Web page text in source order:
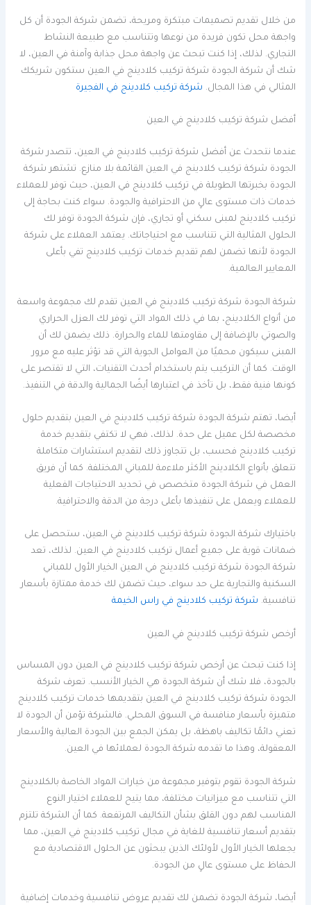
من خلال تقديم تصميمات مبتكرة ومريحة، تضمن شركة الجودة أن كل
واجهة محل تكون فريدة من نوعها وتتناسب مع طبيعة النشاط
التجاري. لذلك، إذا كنت تبحث عن واجهة محل جذابة وآمنة في العين، لا
شك أن شركة الجودة شركة تركيب كلادينج في العين ستكون شريكك
المثالي في هذا المجال. شركة تركيب كلادينج في الفجيرة
أفضل شركة تركيب كلادينج في العين
عندما نتحدث عن أفضل شركة تركيب كلادينج في العين، تتصدر شركة
الجودة شركة تركيب كلادينج في العين القائمة بلا منازع. تشتهر شركة
الجودة بخبرتها الطويلة في تركيب كلادينج في العين، حيث توفر للعملاء
خدمات ذات مستوى عالٍ من الاحترافية والجودة. سواء كنت بحاجة إلى
تركيب كلادينج لمبنى سكني أو تجاري، فإن شركة الجودة توفر لك
الحلول المثالية التي تتناسب مع احتياجاتك. يعتمد العملاء على شركة
الجودة لأنها تضمن لهم تقديم خدمات تركيب كلادينج تفي بأعلى
المعايير العالمية.
شركة الجودة شركة تركيب كلادينج في العين تقدم لك مجموعة واسعة
من أنواع الكلادينج، بما في ذلك المواد التي توفر لك العزل الحراري
والصوتي بالإضافة إلى مقاومتها للماء والحرارة. ذلك يضمن لك أن
المبنى سيكون محميًا من العوامل الجوية التي قد تؤثر عليه مع مرور
الوقت. كما أن التركيب يتم باستخدام أحدث التقنيات، التي لا تقتصر على
كونها فنية فقط، بل تأخذ في اعتبارها أيضًا الجمالية والدقة في التنفيذ.
أيضا، تهتم شركة الجودة شركة تركيب كلادينج في العين بتقديم حلول
مخصصة لكل عميل على حدة. لذلك، فهي لا تكتفي بتقديم خدمة
تركيب كلادينج فحسب، بل تتجاوز ذلك لتقديم استشارات متكاملة
تتعلق بأنواع الكلادينج الأكثر ملاءمة للمباني المختلفة. كما أن فريق
العمل في شركة الجودة متخصص في تحديد الاحتياجات الفعلية
للعملاء ويعمل على تنفيذها بأعلى درجة من الدقة والاحترافية.
باختيارك شركة الجودة شركة تركيب كلادينج في العين، ستحصل على
ضمانات قوية على جميع أعمال تركيب كلادينج في العين. لذلك، تعد
شركة الجودة شركة تركيب كلادينج في العين الخيار الأول للمباني
السكنية والتجارية على حد سواء، حيث تضمن لك خدمة ممتازة بأسعار
تنافسية. شركة تركيب كلادينج في راس الخيمة
أرخص شركة تركيب كلادينج في العين
إذا كنت تبحث عن أرخص شركة تركيب كلادينج في العين دون المساس
بالجودة، فلا شك أن شركة الجودة هي الخيار الأنسب. تعرف شركة
الجودة شركة تركيب كلادينج في العين بتقديمها خدمات تركيب كلادينج
متميزة بأسعار منافسة في السوق المحلي. فالشركة تؤمن أن الجودة لا
تعني دائمًا تكاليف باهظة، بل يمكن الجمع بين الجودة العالية والأسعار
المعقولة، وهذا ما تقدمه شركة الجودة لعملائها في العين.
شركة الجودة تقوم بتوفير مجموعة من خيارات المواد الخاصة بالكلادينج
التي تتناسب مع ميزانيات مختلفة، مما يتيح للعملاء اختيار النوع
المناسب لهم دون القلق بشأن التكاليف المرتفعة. كما أن الشركة تلتزم
بتقديم أسعار تنافسية للغاية في مجال تركيب كلادينج في العين، مما
يجعلها الخيار الأول لأولئك الذين يبحثون عن الحلول الاقتصادية مع
الحفاظ على مستوى عالٍ من الجودة.
أيضا، شركة الجودة تضمن لك تقديم عروض تنافسية وخدمات إضافية